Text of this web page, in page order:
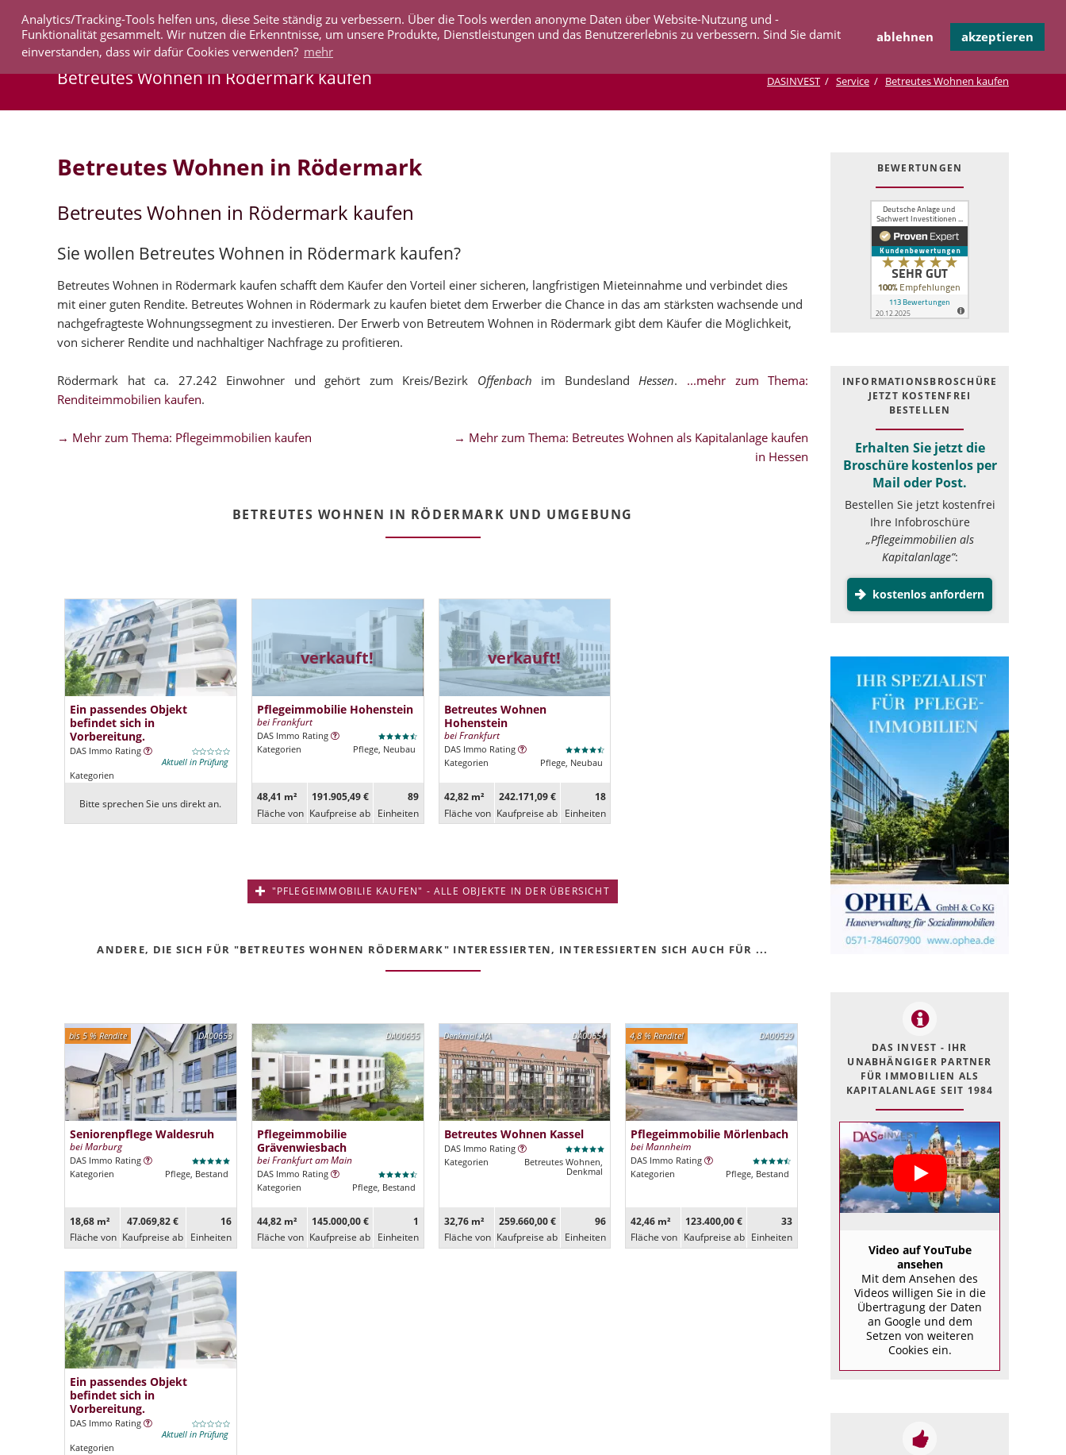
Analytics/Tracking-Tools helfen uns, diese Seite ständig zu verbessern. Über die Tools werden anonyme Daten über Website-Nutzung und -
Funktionalität gesammelt. Wir nutzen die Erkenntnisse, um unsere Produkte, Dienstleistungen und das Benutzererlebnis zu verbessern. Sind Sie damit
einverstanden, dass wir dafür Cookies verwenden? mehr
ablehnen akzeptieren
überspringen
IMMOBILIEN AKTUELLES UNTERNEHMEN SERVICE KOOPERATION KONTAKT
Betreutes Wohnen in Rödermark kaufen DASINVEST Service Betreutes Wohnen kaufen
Betreutes Wohnen in Rödermark
Betreutes Wohnen in Rödermark kaufen
Sie wollen Betreutes Wohnen in Rödermark kaufen?
Betreutes Wohnen in Rödermark kaufen schafft dem Käufer den Vorteil einer sicheren, langfristigen Mieteinnahme und verbindet dies
mit einer guten Rendite. Betreutes Wohnen in Rödermark zu kaufen bietet dem Erwerber die Chance in das am stärksten wachsende und
nachgefragteste Wohnungssegment zu investieren. Der Erwerb von Betreutem Wohnen in Rödermark gibt dem Käufer die Möglichkeit,
von sicherer Rendite und nachhaltiger Nachfrage zu profitieren.
Rödermark hat ca. 27.242 Einwohner und gehört zum Kreis/Bezirk Offenbach im BundeslandHessen. ...mehr zum Thema:
Renditeimmobilien kaufen.
→ Mehr zum Thema: Pflegeimmobilien kaufen
→ Mehr zum Thema: Betreutes Wohnen als Kapitalanlage kaufen
in Hessen
BETREUTES WOHNEN IN RÖDERMARK UND UMGEBUNG
Ein passendes Objekt
befindet sich in
Vorbereitung.
DAS Immo Rating
Aktuell in Prüfung
Kategorien
Bitte sprechen Sie uns direkt an.
verkauft!
Pflegeimmobilie Hohenstein
bei Frankfurt
DAS Immo Rating
Kategorien
Pflege, Neubau
48,41 m²
Fläche von
191.905,49 €
Kaufpreise ab
89
Ein­heiten
verkauft!
Betreutes Wohnen
Hohenstein
bei Frankfurt
DAS Immo Rating
Kategorien
Pflege, Neubau
42,82 m²
Fläche von
242.171,09 €
Kaufpreise ab
18
Ein­heiten
"PFLEGEIMMOBILIE KAUFEN" - ALLE OBJEKTE IN DER ÜBERSICHT
ANDERE, DIE SICH FÜR "BETREUTES WOHNEN RÖDERMARK" INTERESSIERTEN, INTERESSIERTEN SICH AUCH FÜR ...
DA00653
bis 5 % Rendite
Seniorenpflege Waldesruh
bei Marburg
DAS Immo Rating
Kategorien
Pflege, Bestand
18,68 m²
Fläche von
47.069,82 €
Kaufpreise ab
16
Ein­heiten
DA00655
Pflegeimmobilie
Grävenwiesbach
bei Frankfurt am Main
DAS Immo Rating
Kategorien
Pflege, Bestand
44,82 m²
Fläche von
145.000,00 €
Kaufpreise ab
1
Ein­heiten
DA00654
Denkmal-AfA
Betreutes Wohnen Kassel
DAS Immo Rating
Kategorien
Betreutes Wohnen,
Denkmal
32,76 m²
Fläche von
259.660,00 €
Kaufpreise ab
96
Ein­heiten
DA00529
4,8 % Rendite!
Pflegeimmobilie Mörlenbach
bei Mannheim
DAS Immo Rating
Kategorien
Pflege, Bestand
42,46 m²
Fläche von
123.400,00 €
Kaufpreise ab
33
Ein­heiten
Ein passendes Objekt
befindet sich in
Vorbereitung.
DAS Immo Rating
Aktuell in Prüfung
Kategorien
BEWERTUNGEN
INFOR­MATIONS­BROSCHÜRE
JETZT KOSTEN­FREI
BESTELLEN
Erhalten Sie jetzt die
Broschüre kostenlos per
Mail oder Post.
Bestellen Sie jetzt kostenfrei
Ihre Infobroschüre
„Pflegeimmobilien als
Kapitalanlage”:
kostenlos anfordern
DAS INVEST - IHR
UNABHÄNGIGER PARTNER
FÜR IMMOBILIEN ALS
KAPITALANLAGE SEIT 1984
Video auf YouTube
ansehen
Mit dem Ansehen des
Videos willigen Sie in die
Übertragung der Daten
an Google und dem
Setzen von weiteren
Cookies ein.